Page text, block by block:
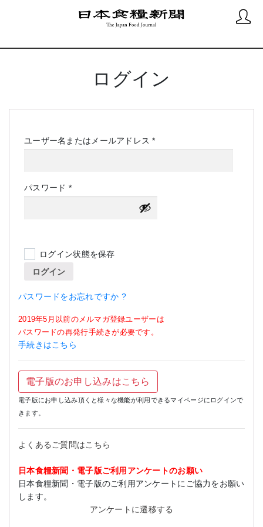
ログイン
ユーザー名またはメールアドレス*必
パスワード *必
須
ログイン状態を保存
ログイン
パスワードをお忘れですか ?
2019年5月以前のメルマガ登録ユーザーは
パスワードの再発行手続きが必要です。
手続きはこちら
電子版のお申し込みはこちら
電子版にお申し込み頂くと様々な機能が利用できるマイページにログインで
きます。
よくあるご質問はこちら
日本食糧新聞・電子版ご利用アンケートのお願い
日本食糧新聞・電子版のご利用アンケートにご協力をお願い
します。
アンケートに遷移する